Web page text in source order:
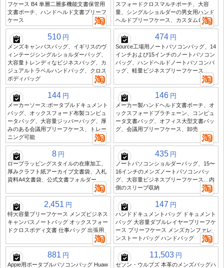
フケース B4 単層二層多機能文書保管用
文書ポーチ、ハンドヘルド文書ブリーフ
ケース
スフォードクロスマルチポーチ、大容
量、シングルショルダーの男女用ハンド
ヘルドブリーフケース、カスタムロゴ
510 円
メンズキャンバスバッグ、イギリスのヴ
ィンテージシングルショルダーバッグ、
大容量トレンディなビジネスバッグ、カ
ジュアルトラベルハンドバッグ、クロス
ボディバッグ
474 円
Source工場用ノートパソコンバッグ、14
インチおよび15インチのノートパソコン
バッグ、ハンドヘルドノートパソコンバ
ッグ、軽量ビジネスブリーフケース
144 円
メーカーソース:ポータブルドキュメント
バッグ、オックスフォード布製コンピュ
ータバッグ、大容量ジッパーバッグ、厚
みのある会議用ブリーフケース、トレー
ニング可能
146 円
メーカー製ハンドヘルド文書ポーチ、オ
ックスフォードブラチェーン、コンピュ
ータ文書バッグ、オフィス大型文書バッ
グ、会議用ブリーフケース、卸売
8 円
ロープラッピングスタイルの在庫加工、
厚みクラフト紙アーカイブ文書袋、入札
資料A4文書袋、公式文書フォルダー
435 円
ノートパソコンショルダーバッグ、15〜
16インチのメンズノートパソコンバッ
グ、大容量ビジネスブリーフケース、内
側のスリーブ収納
2,451 円
特大容量ブリーフケース メンズビジネス
キャンバスノートバッグ オックスフォー
ドクロスボディ文書 仕事バッグ 出張用
147 円
ハンドドキュメントバッグ ドキュメント
バッグ 大容量ダブルレイヤーブリーフケ
ース ブリーフケース メンズカンファレ
ンストートバッグ ハンドバッグ
881 円
Apple用ポータブルパソコンバッグ Huaw
11,503 円
セブン・ウルブズ 本革のメンズバッグハ